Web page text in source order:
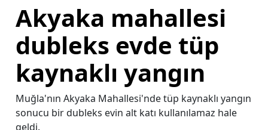
Akyaka mahallesi
dubleks evde tüp
kaynaklı yangın
Muğla'nın Akyaka Mahallesi'nde tüp kaynaklı yangın
sonucu bir dubleks evin alt katı kullanılamaz hale
geldi.